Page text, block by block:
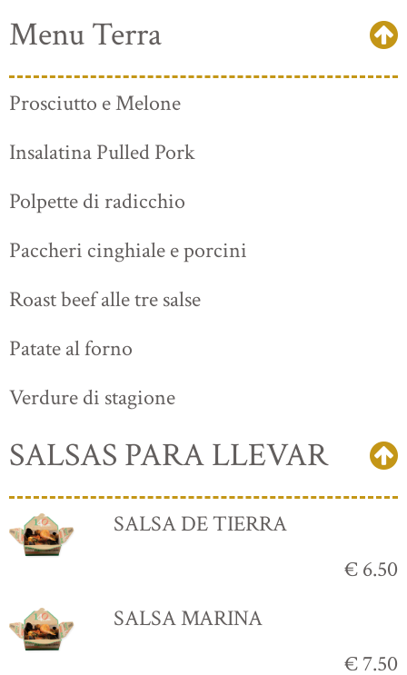
Menu Terra
Prosciutto e Melone
Insalatina Pulled Pork
Polpette di radicchio
Paccheri cinghiale e porcini
Roast beef alle tre salse
Patate al forno
Verdure di stagione
SALSAS PARA LLEVAR
SALSA DE TIERRA
€ 6.50
SALSA MARINA
€ 7.50